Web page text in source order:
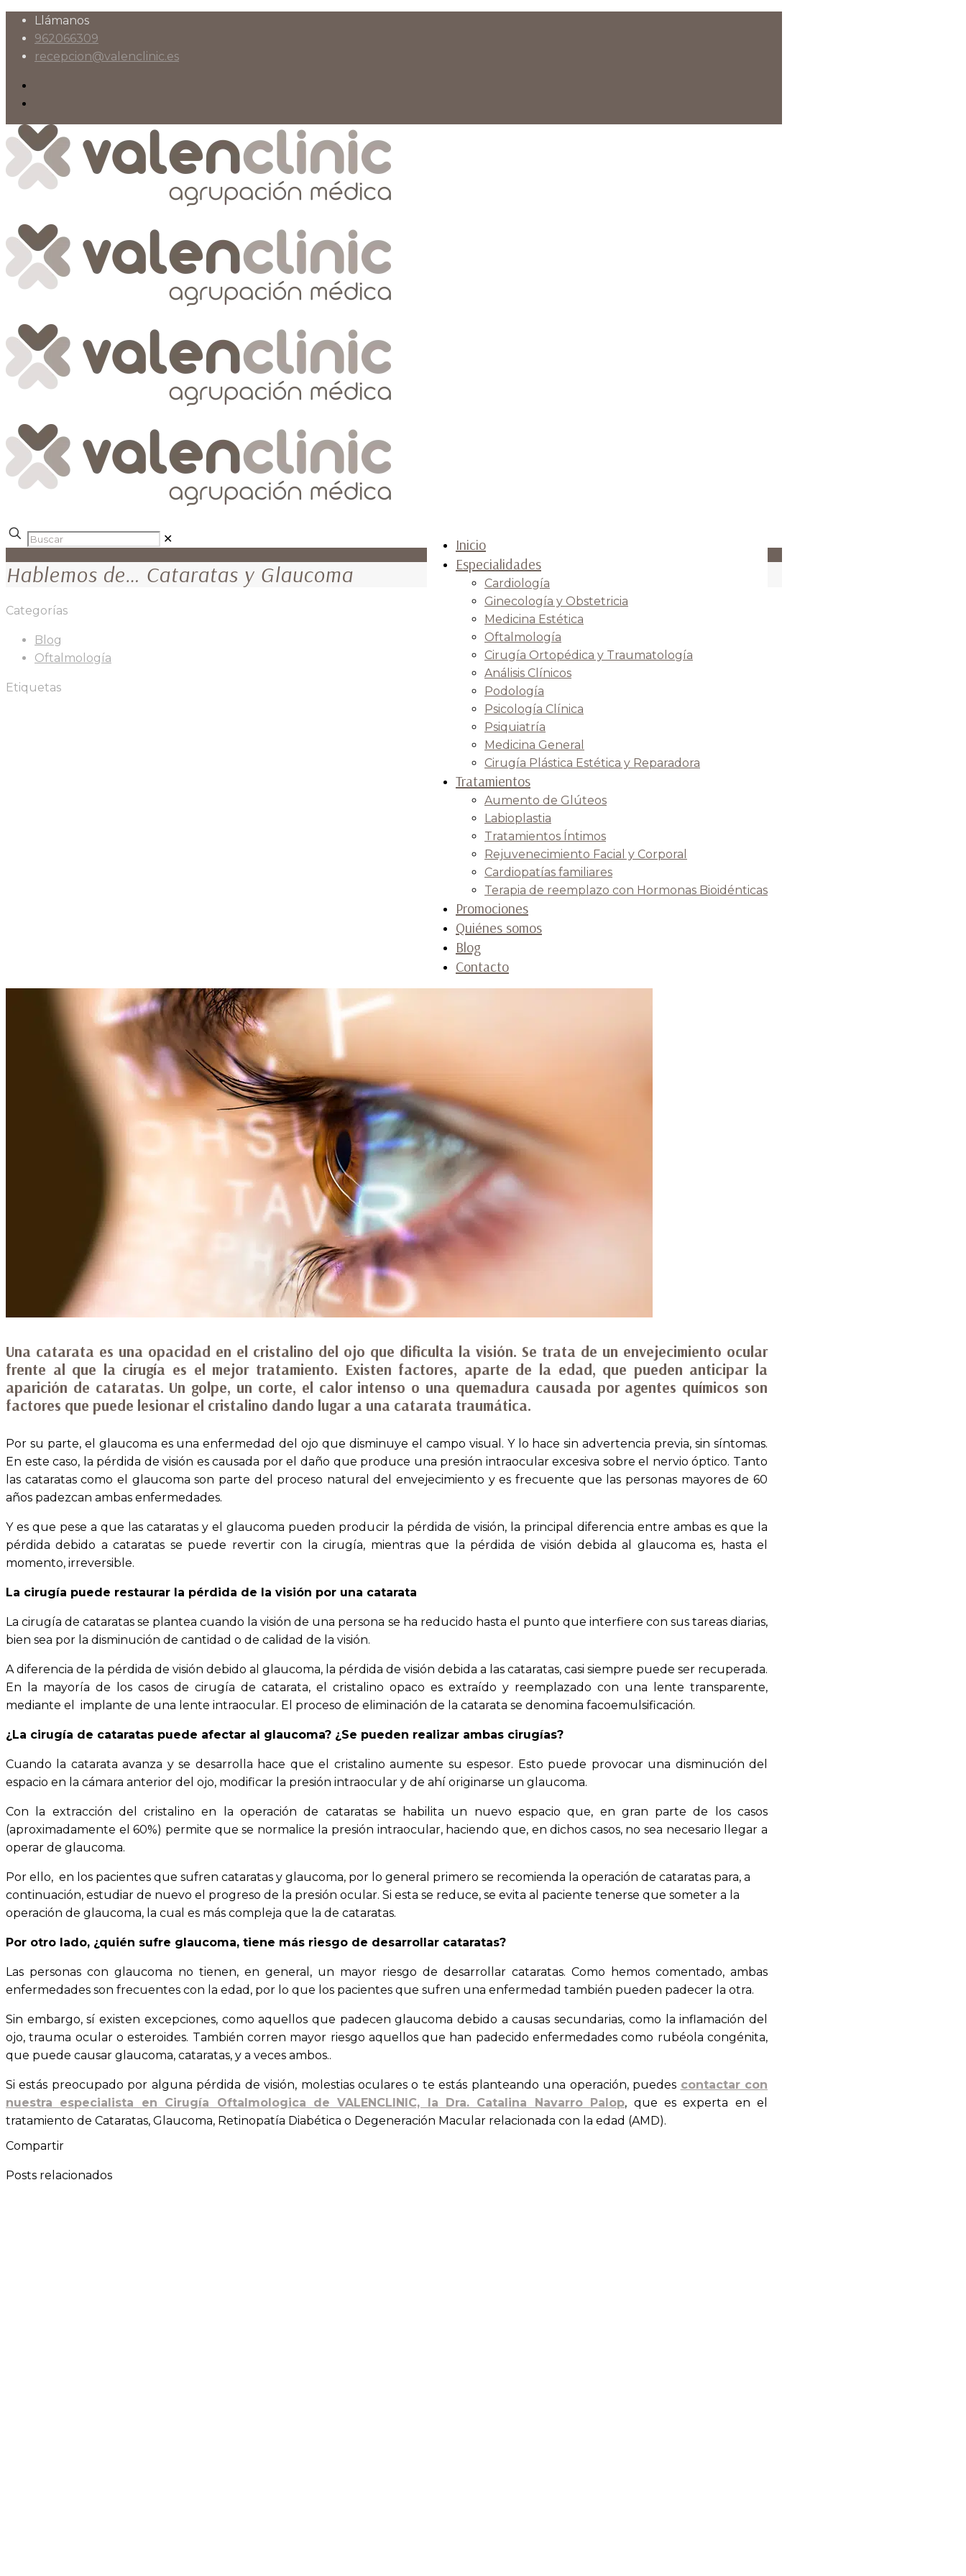
Llámanos
962066309
recepcion@valenclinic.es
Inicio
Especialidades
Cardiología
Ginecología y Obstetricia
Medicina Estética
Oftalmología
Cirugía Ortopédica y Traumatología
Análisis Clínicos
Podología
Psicología Clínica
Psiquiatría
Medicina General
Cirugía Plástica Estética y Reparadora
Tratamientos
Aumento de Glúteos
Labioplastia
Tratamientos Íntimos
Rejuvenecimiento Facial y Corporal
Cardiopatías familiares
Terapia de reemplazo con Hormonas Bioidénticas
Promociones
Quiénes somos
Blog
Contacto
✕
Hablemos de… Cataratas y Glaucoma
Categorías
Blog
Oftalmología
Etiquetas
Una catarata es una opacidad en el cristalino del ojo que dificulta la visión. Se trata de un envejecimiento ocular
frente al que la cirugía es el mejor tratamiento. Existen factores, aparte de la edad, que pueden anticipar la
aparición de cataratas. Un golpe, un corte, el calor intenso o una quemadura causada por agentes químicos son
factores que puede lesionar el cristalino dando lugar a una catarata traumática.
Por su parte, el glaucoma es una enfermedad del ojo que disminuye el campo visual. Y lo hace sin advertencia previa, sin síntomas.
En este caso, la pérdida de visión es causada por el daño que produce una presión intraocular excesiva sobre el nervio óptico. Tanto
las cataratas como el glaucoma son parte del proceso natural del envejecimiento y es frecuente que las personas mayores de 60
años padezcan ambas enfermedades.
Y es que pese a que las cataratas y el glaucoma pueden producir la pérdida de visión, la principal diferencia entre ambas es que la
pérdida debido a cataratas se puede revertir con la cirugía, mientras que la pérdida de visión debida al glaucoma es, hasta el
momento, irreversible.
La cirugía puede restaurar la pérdida de la visión por una catarata
La cirugía de cataratas se plantea cuando la visión de una persona se ha reducido hasta el punto que interfiere con sus tareas diarias,
bien sea por la disminución de cantidad o de calidad de la visión.
A diferencia de la pérdida de visión debido al glaucoma, la pérdida de visión debida a las cataratas, casi siempre puede ser recuperada.
En la mayoría de los casos de cirugía de catarata, el cristalino opaco es extraído y reemplazado con una lente transparente,
mediante el implante de una lente intraocular. El proceso de eliminación de la catarata se denomina facoemulsificación.
¿La cirugía de cataratas puede afectar al glaucoma? ¿Se pueden realizar ambas cirugías?
Cuando la catarata avanza y se desarrolla hace que el cristalino aumente su espesor. Esto puede provocar una disminución del
espacio en la cámara anterior del ojo, modificar la presión intraocular y de ahí originarse un glaucoma.
Con la extracción del cristalino en la operación de cataratas se habilita un nuevo espacio que, en gran parte de los casos
(aproximadamente el 60%) permite que se normalice la presión intraocular, haciendo que, en dichos casos, no sea necesario llegar a
operar de glaucoma.
Por ello, en los pacientes que sufren cataratas y glaucoma, por lo general primero se recomienda la operación de cataratas para, a
continuación, estudiar de nuevo el progreso de la presión ocular. Si esta se reduce, se evita al paciente tenerse que someter a la
operación de glaucoma, la cual es más compleja que la de cataratas.
Por otro lado, ¿quién sufre glaucoma, tiene más riesgo de desarrollar cataratas?
Las personas con glaucoma no tienen, en general, un mayor riesgo de desarrollar cataratas. Como hemos comentado, ambas
enfermedades son frecuentes con la edad, por lo que los pacientes que sufren una enfermedad también pueden padecer la otra.
Sin embargo, sí existen excepciones, como aquellos que padecen glaucoma debido a causas secundarias, como la inflamación del
ojo, trauma ocular o esteroides. También corren mayor riesgo aquellos que han padecido enfermedades como rubéola congénita,
que puede causar glaucoma, cataratas, y a veces ambos..
Si estás preocupado por alguna pérdida de visión, molestias oculares o te estás planteando una operación, puedes contactar con
nuestra especialista en Cirugía Oftalmologica de VALENCLINIC, la Dra. Catalina Navarro Palop, que es experta en el
tratamiento de Cataratas, Glaucoma, Retinopatía Diabética o Degeneración Macular relacionada con la edad (AMD).
Compartir
Posts relacionados